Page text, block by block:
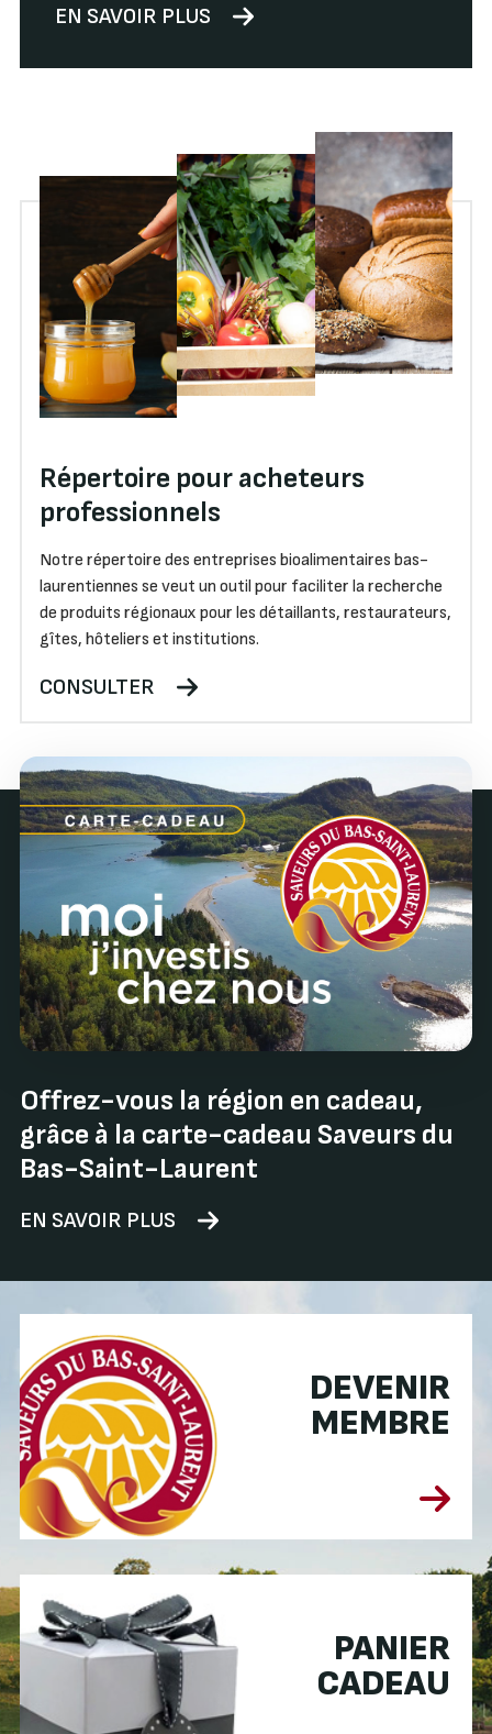
EN SAVOIR PLUS
Répertoire pour acheteurs
professionnels
Notre répertoire des entreprises bioalimentaires bas-
laurentiennes se veut un outil pour faciliter la recherche
de produits régionaux pour les détaillants, restaurateurs,
gîtes, hôteliers et institutions.
CONSULTER
Offrez-vous la région en cadeau,
grâce à la carte-cadeau Saveurs du
Bas-Saint-Laurent
EN SAVOIR PLUS
DEVENIR
MEMBRE
PANIER
CADEAU